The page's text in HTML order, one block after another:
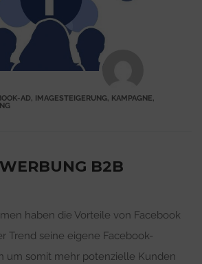
AD, IMAGESTEIGERUNG, KAMPAGNE,
B2B
haben die Vorteile von Facebook
Trend seine eigene Facebook-
um somit mehr potenzielle Kunden